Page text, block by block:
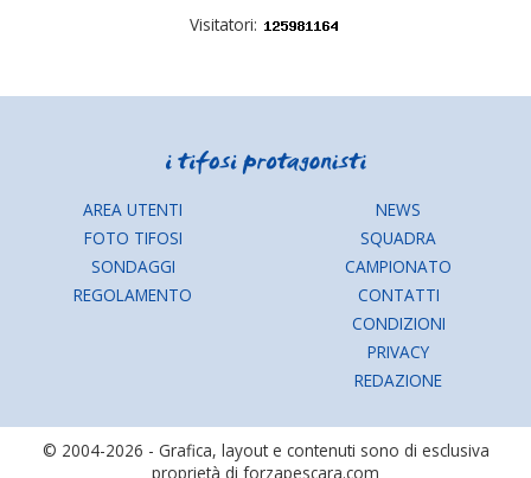
Visitatori:
AREA UTENTI
FOTO TIFOSI
SONDAGGI
REGOLAMENTO
NEWS
SQUADRA
CAMPIONATO
CONTATTI
CONDIZIONI
PRIVACY
REDAZIONE
© 2004-2026 - Grafica, layout e contenuti sono di esclusiva
proprietà di forzapescara.com